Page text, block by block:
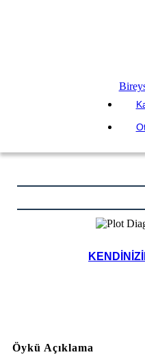
Öykü Açıklama